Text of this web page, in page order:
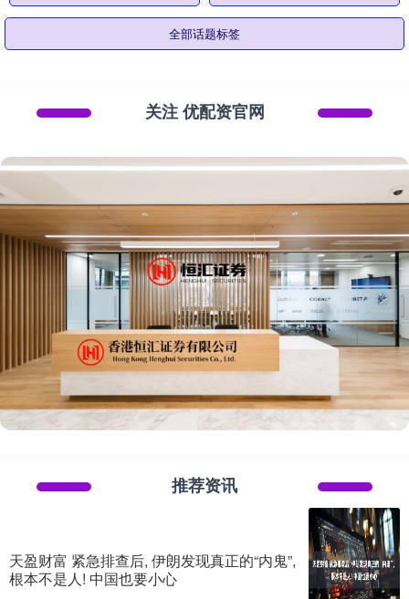
全部话题标签
关注 优配资官网
推荐资讯
天盈财富 紧急排查后, 伊朗发现真正的“内鬼”,
根本不是人! 中国也要小心